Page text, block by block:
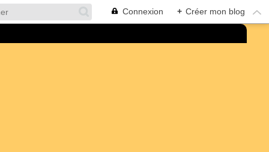
Connexion + Créer mon blog